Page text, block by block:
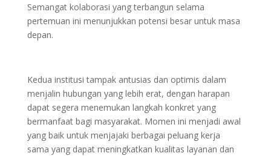
Semangat kolaborasi yang terbangun selama
pertemuan ini menunjukkan potensi besar untuk masa
depan.
Kedua institusi tampak antusias dan optimis dalam
menjalin hubungan yang lebih erat, dengan harapan
dapat segera menemukan langkah konkret yang
bermanfaat bagi masyarakat. Momen ini menjadi awal
yang baik untuk menjajaki berbagai peluang kerja
sama yang dapat meningkatkan kualitas layanan dan